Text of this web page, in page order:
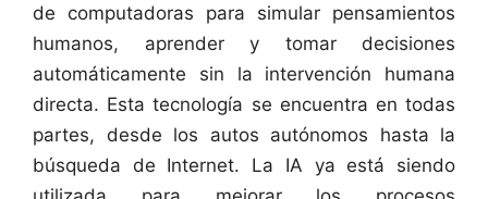
de computadoras para simular pensamientos
humanos, aprender y tomar decisiones
automáticamente sin la intervención humana
directa. Esta tecnología se encuentra en todas
partes, desde los autos autónomos hasta la
búsqueda de Internet. La IA ya está siendo